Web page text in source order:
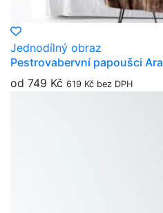
Jednodílný obraz
Pestrovabervní papoušci Ara
od 749 Kč 619 Kč bez DPH